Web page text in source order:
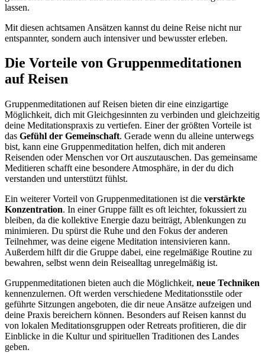
lassen.
Mit diesen achtsamen Ansätzen kannst du deine Reise nicht nur
entspannter, sondern auch intensiver und bewusster erleben.
Die Vorteile von Gruppenmeditationen
auf Reisen
Gruppenmeditationen auf Reisen bieten dir eine einzigartige
Möglichkeit, dich mit Gleichgesinnten zu verbinden und gleichzeitig
deine Meditationspraxis zu vertiefen. Einer der größten Vorteile ist
das Gefühl der Gemeinschaft. Gerade wenn du alleine unterwegs
bist, kann eine Gruppenmeditation helfen, dich mit anderen
Reisenden oder Menschen vor Ort auszutauschen. Das gemeinsame
Meditieren schafft eine besondere Atmosphäre, in der du dich
verstanden und unterstützt fühlst.
Ein weiterer Vorteil von Gruppenmeditationen ist die verstärkte
Konzentration. In einer Gruppe fällt es oft leichter, fokussiert zu
bleiben, da die kollektive Energie dazu beiträgt, Ablenkungen zu
minimieren. Du spürst die Ruhe und den Fokus der anderen
Teilnehmer, was deine eigene Meditation intensivieren kann.
Außerdem hilft dir die Gruppe dabei, eine regelmäßige Routine zu
bewahren, selbst wenn dein Reisealltag unregelmäßig ist.
Gruppenmeditationen bieten auch die Möglichkeit, neue Techniken
kennenzulernen. Oft werden verschiedene Meditationsstile oder
geführte Sitzungen angeboten, die dir neue Ansätze aufzeigen und
deine Praxis bereichern können. Besonders auf Reisen kannst du
von lokalen Meditationsgruppen oder Retreats profitieren, die dir
Einblicke in die Kultur und spirituellen Traditionen des Landes
geben.